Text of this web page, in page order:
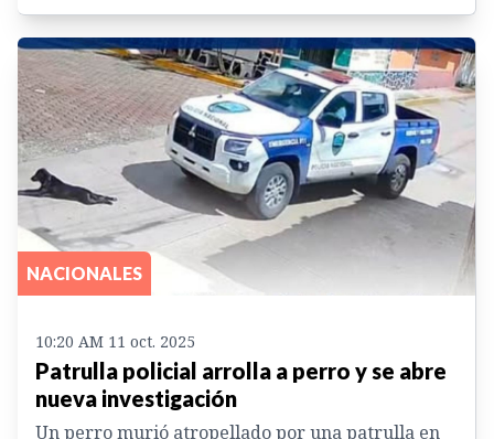
NACIONALES
10:20 AM 11 oct. 2025
Patrulla policial arrolla a perro y se abre
nueva investigación
Un perro murió atropellado por una patrulla en